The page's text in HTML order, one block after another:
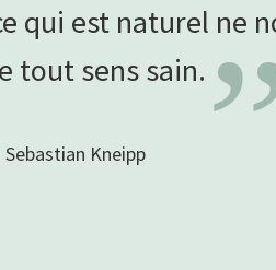
qui est naturel ne
tout senssain.
Sebastian Kneipp